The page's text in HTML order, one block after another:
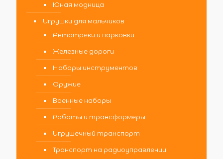
Юная модница
Игрушки для мальчиков
Автотреки и парковки
Железные дороги
Наборы инструментов
Оружие
Военные наборы
Роботы и трансформеры
Игрушечный транспорт
Транспорт на радиоуправлении